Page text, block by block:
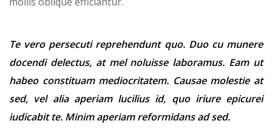
Te vero persecuti reprehendunt quo. Duo cu munere
docendi delectus, at mel noluisse laboramus. Eam ut
habeo constituam mediocritatem. Causae molestie at
sed, vel alia aperiam lucilius id, quo iriure epicurei
iudicabit te. Minim aperiam reformidans ad sed.